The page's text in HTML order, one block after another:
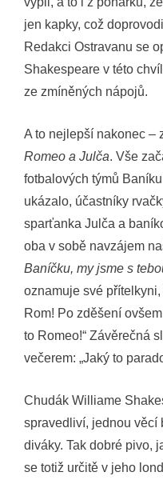
jen kapky, což
Redakci Ostravanu se
Shakespeare v této
ze zmíněných nápojů.
A to nejlepší nakonec –
Romeo a Julča. Vše
fotbalových týmů
ukázalo, účastníky
sparťanka Julča a
oba v sobě navzájem
Baníčku, my jsme s
oznamuje své
Rom! Po zděšení
to Romeo!“ Závěrečná
večerem: „Jaký to
Chudák Williame
spravedliví, jednou věcí
diváky. Tak dobré pivo,
se totiž určitě v jeho